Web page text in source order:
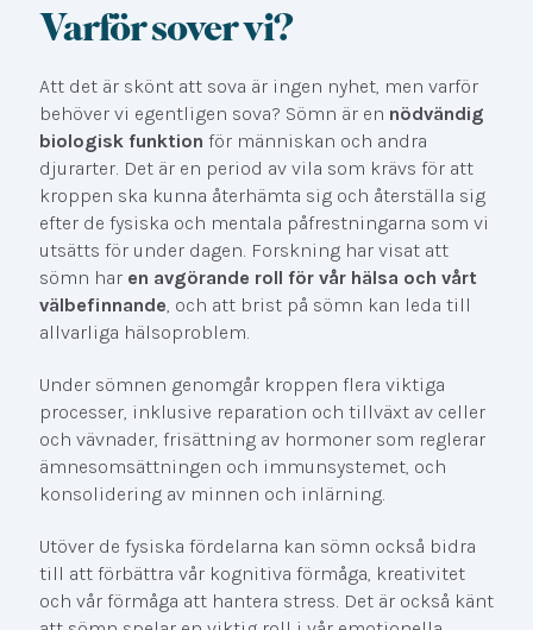
Varför sover vi?
Att det är skönt att sova är ingen nyhet, men varför
behöver vi egentligen sova? Sömn är en nödvändig
biologisk funktion för människan och andra
djurarter. Det är en period av vila som krävs för att
kroppen ska kunna återhämta sig och återställa sig
efter de fysiska och mentala påfrestningarna som vi
utsätts för under dagen. Forskning har visat att
sömn har en avgörande roll för vår hälsa och vårt
välbefinnande, och att brist på sömn kan leda till
allvarliga hälsoproblem.
Under sömnen genomgår kroppen flera viktiga
processer, inklusive reparation och tillväxt av celler
och vävnader, frisättning av hormoner som reglerar
ämnesomsättningen och immunsystemet, och
konsolidering av minnen och inlärning.
Utöver de fysiska fördelarna kan sömn också bidra
till att förbättra vår kognitiva förmåga, kreativitet
och vår förmåga att hantera stress. Det är också känt